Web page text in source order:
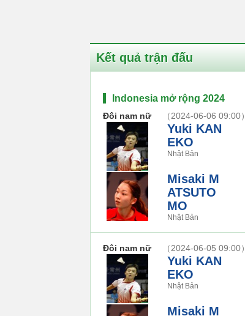
Kết quả trận đấu
Indonesia mở rộng 2024
Đôi nam nữ （2024-06-06 09:00）
Yuki KAN
EKO
Nhật Bản
Misaki M
ATSUTO
MO
Nhật Bản
Đôi nam nữ （2024-06-05 09:00）
Yuki KAN
EKO
Nhật Bản
Misaki M